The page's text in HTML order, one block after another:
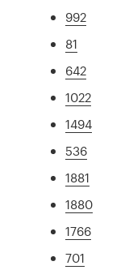
992
81
642
1022
1494
536
1881
1880
1766
701